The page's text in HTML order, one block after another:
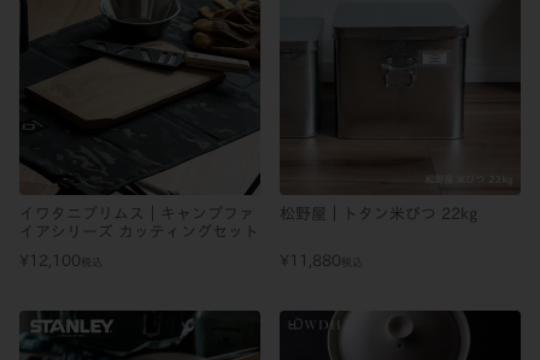
イワタニプリムス｜キャンプファ
イアシリーズ カッティングセット
¥ 12,100 税込
松野屋｜トタン米びつ 22kg
¥ 11,880 税込